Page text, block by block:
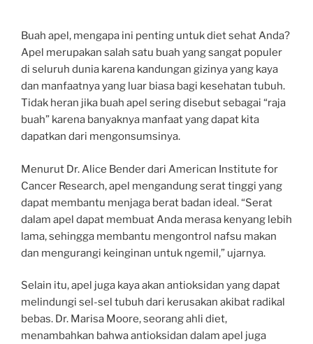
Buah apel, mengapa ini penting untuk diet sehat Anda?
Apel merupakan salah satu buah yang sangat populer
di seluruh dunia karena kandungan gizinya yang kaya
dan manfaatnya yang luar biasa bagi kesehatan tubuh.
Tidak heran jika buah apel sering disebut sebagai “raja
buah” karena banyaknya manfaat yang dapat kita
dapatkan dari mengonsumsinya.
Menurut Dr. Alice Bender dari American Institute for
Cancer Research, apel mengandung serat tinggi yang
dapat membantu menjaga berat badan ideal. “Serat
dalam apel dapat membuat Anda merasa kenyang lebih
lama, sehingga membantu mengontrol nafsu makan
dan mengurangi keinginan untuk ngemil,” ujarnya.
Selain itu, apel juga kaya akan antioksidan yang dapat
melindungi sel-sel tubuh dari kerusakan akibat radikal
bebas. Dr. Marisa Moore, seorang ahli diet,
menambahkan bahwa antioksidan dalam apel juga